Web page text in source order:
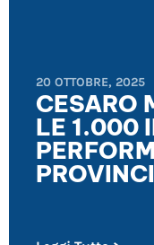
20 OTTOBRE, 2025
CESARO
LE 1.000